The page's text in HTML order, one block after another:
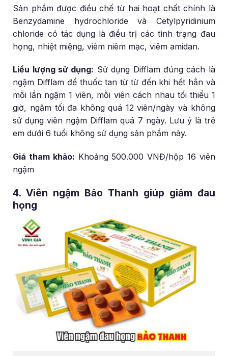
Sản phẩm được điều chế từ hai hoạt chất chính là
Benzydamine hydrochloride và Cetylpyridinium
chloride có tác dụng là điều trị các tình trạng đau
họng, nhiệt miệng, viêm niêm mạc, viêm amidan.
Liều lượng sử dụng: Sử dụng Difflam đúng cách là
ngậm Difflam để thuốc tan từ từ đến khi hết hẳn và
mỗi lần ngậm 1 viên, mỗi viên cách nhau tối thiểu 1
giờ, ngậm tối đa không quá 12 viên/ngày và không
sử dụng viên ngậm Difflam quá 7 ngày. Lưu ý là trẻ
em dưới 6 tuổi không sử dụng sản phẩm này.
Giá tham khảo: Khoảng 500.000 VNĐ/hộp 16 viên
ngậm
4. Viên ngậm Bảo Thanh giúp giảm đau
họng